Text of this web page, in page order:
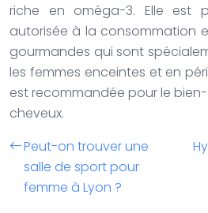
riche en oméga-3. Elle est
autorisée à la consommation
gourmandes qui sont
les femmes enceintes et en
est recommandée pour le
cheveux.
Peut-on trouver une
salle de sport pour
femme à Lyon ?